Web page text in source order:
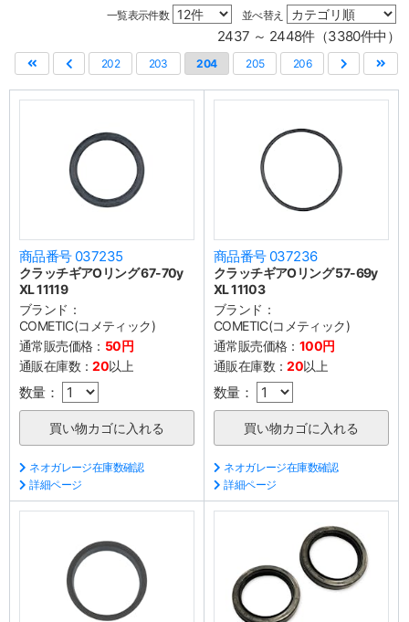
一覧表示件数 並べ替え
2437 ～ 2448件（3380件中）
202 203 204 205 206
商品番号 037235
クラッチギアOリング 67-70y
XL 11119
ブランド：
COMETIC(コメティック)
通常販売価格： 50円
通販在庫数：20以上
数量：
ネオガレージ在庫数確認
詳細ページ
商品番号 037236
クラッチギアOリング 57-69y
XL 11103
ブランド：
COMETIC(コメティック)
通常販売価格： 100円
通販在庫数：20以上
数量：
ネオガレージ在庫数確認
詳細ページ